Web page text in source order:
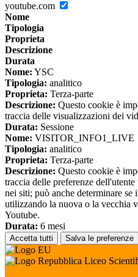
youtube.com
Nome
Tipologia
Proprieta
Descrizione
Durata
Nome: YSC
Tipologia: analitico
Proprieta: Terza-parte
Descrizione: Questo cookie è
traccia delle visualizzazioni dei
Durata: Sessione
Nome: VISITOR_INFO1_LIVE
Tipologia: analitico
Proprieta: Terza-parte
Descrizione: Questo cookie è
traccia delle preferenze
nei siti; può anche determinare se
utilizzando la nuova o la vecchia
Youtube.
Durata: 6 mesi
Accetta tutti Salva le preferenze
Liceo